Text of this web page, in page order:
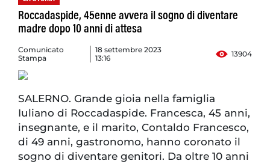
Roccadaspide, 45enne avvera il sogno di diventare
madre dopo 10 anni di attesa
Comunicato
Stampa
18 settembre 2023
13:16
13904
SALERNO. Grande gioia nella famiglia
Iuliano di Roccadaspide. Francesca, 45 anni,
insegnante, e il marito, Contaldo Francesco,
di 49 anni, gastronomo, hanno coronato il
sogno di diventare genitori. Da oltre 10 anni